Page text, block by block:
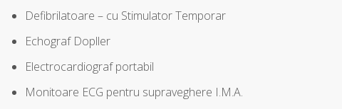
Defibrilatoare – cu Stimulator Temporar
Echograf Dopller
Electrocardiograf portabil
Monitoare ECG pentru supraveghere I.M.A.